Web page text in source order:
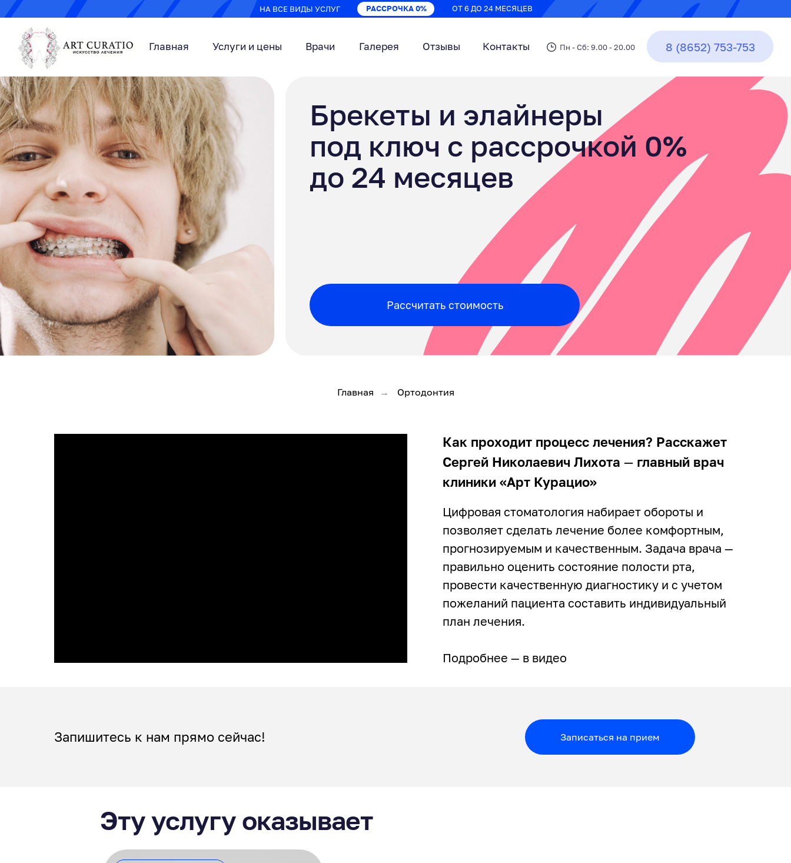
РАССРОЧКА 0% ОТ 6 ДО 24 МЕСЯЦЕВ
НА ВСЕ ВИДЫ УСЛУГ
Главная Пн - Сб: 9.00 - 20.00 8 (8652) 753-753
Врачи Галерея Отзывы Контакты
Услуги и цены 8 (8652) 753-753
Брекеты и элайнеры
под ключ с рассрочкой 0%
до 24 месяцев
Рассчитать стоимость
Главная → Ортодонтия
Цифровая стоматология набирает обороты и
позволяет сделать лечение более комфортным,
прогнозируемым и качественным. Задача врача —
правильно оценить состояние полости рта,
провести качественную диагностику и с учетом
пожеланий пациента составить индивидуальный
план лечения.
Подробнее — в видео
Как проходит процесс лечения? Расскажет
Сергей Николаевич Лихота — главный врач
клиники «Арт Курацио»
Запишитесь к нам прямо сейчас! Записаться на прием
Эту услугу оказывает